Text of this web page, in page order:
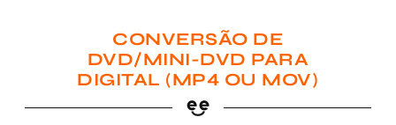
CONVERSÃO DE
DVD/MINI-DVD PARA
DIGITAL (MP4 OU MOV)